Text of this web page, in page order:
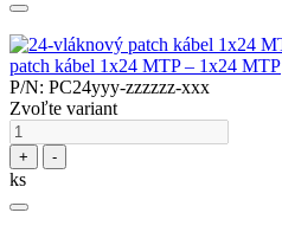
patch kábel 1x24 MTP – 1x24 MTP
P/N: PC24yyy-zzzzzz-xxx
Zvoľte variant
+ -
ks